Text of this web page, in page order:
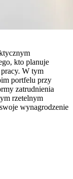
kto planuje
W tym
portfelu przy
zatrudnienia
rzetelnym
wynagrodzenie